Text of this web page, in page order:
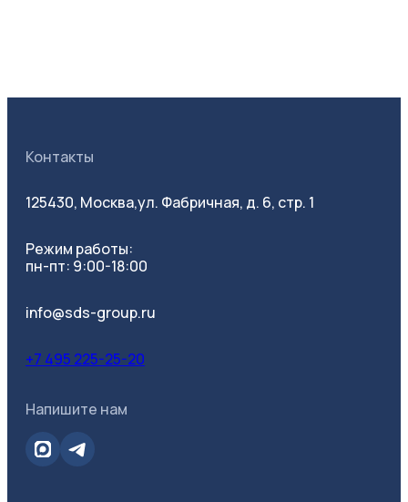
Контакты
125430, Москва,ул. Фабричная, д. 6, стр. 1
Режим работы:
пн-пт: 9:00-18:00
info@sds-group.ru
+7 495 225-25-20
Напишите нам